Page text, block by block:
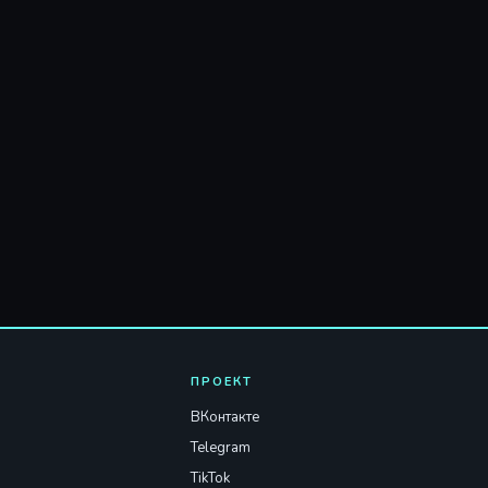
ПРОЕКТ
ВКонтакте
Telegram
TikTok